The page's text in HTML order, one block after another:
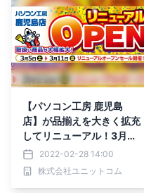
【パソコン工房 鹿児島
店】が品揃えを大きく拡充
してリニューアル！3月5
日(土)より、リニューアル
オープンセールを開催！
2022-02-28 14:00
株式会社ユニットコム